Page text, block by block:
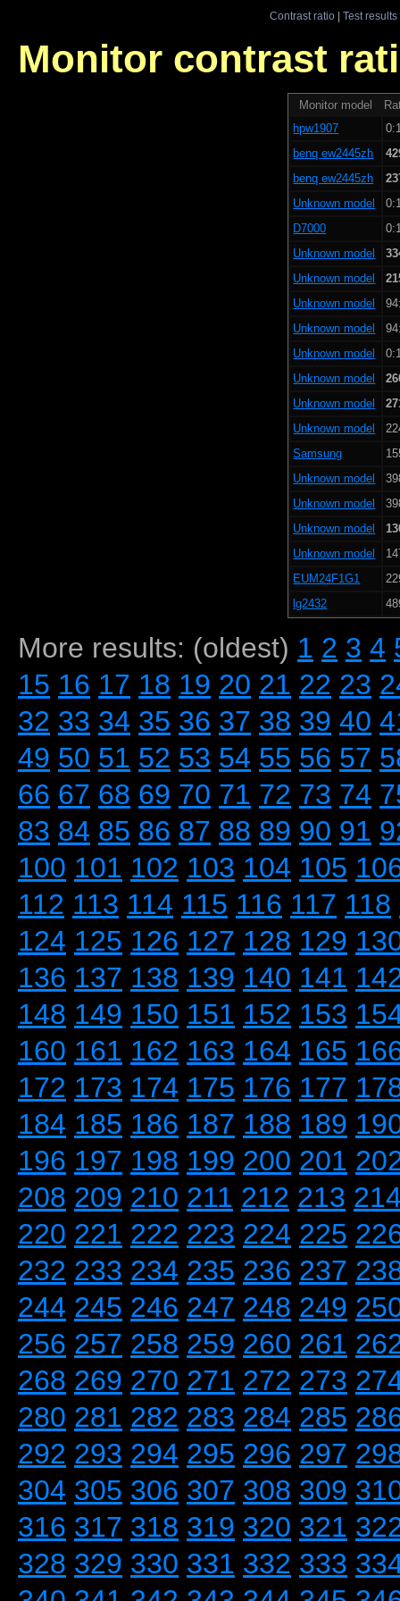
Contrast ratio| Test results
Monitor contrast
Monitor model
hpw1907
benq ew2445zh
benq ew2445zh
Unknown model
D7000
Unknown model
Unknown model
Unknown model
Unknown model
Unknown model
Unknown model
Unknown model
Unknown model
Samsung
Unknown model
Unknown model
Unknown model
Unknown model
EUM24F1G1
lg2432
More results: (oldest) 1 2 3 4
15 16 17 18 19 20 21 22 23
32 33 34 35 36 37 38 39 40
49 50 51 52 53 54 55 56 57
66 67 68 69 70 71 72 73 74
83 84 85 86 87 88 89 90 91
100 101 102 103 104 105
112 113 114 115 116 117 118
124 125 126 127 128 129
136 137 138 139 140 141
148 149 150 151 152 153
160 161 162 163 164 165
172 173 174 175 176 177
184 185 186 187 188 189
196 197 198 199 200 201
208 209 210 211 212 213
220 221 222 223 224 225
232 233 234 235 236 237
244 245 246 247 248 249
256 257 258 259 260 261
268 269 270 271 272 273
280 281 282 283 284 285
292 293 294 295 296 297
304 305 306 307 308 309
316 317 318 319 320 321
328 329 330 331 332 333